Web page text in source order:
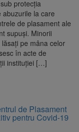
protecția
la care
de plasament ale
supuși. Minorii
pe mâna celor
în acte de
instituției […]
de Plasament
pentru Covid-19